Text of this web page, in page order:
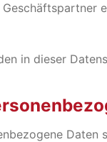
Geschäftspartner
in dieser